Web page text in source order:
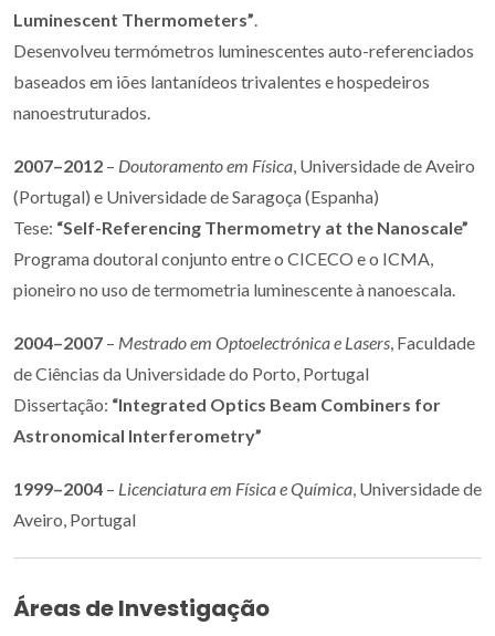
Luminescent Thermometers”
Desenvolveu termómetros luminescentes auto-referenciados
baseados em iões lantanídeos trivalentes e hospedeiros
nanoestruturados.
2007–2012 – Doutoramento em Física , Universidade de Aveiro
(Portugal) e Universidade de Saragoça (Espanha)
Tese: “Self-Referencing Thermometry at the Nanoscale”
Programa doutoral conjunto entre o CICECO e o ICMA,
pioneiro no uso de termometria luminescente à nanoescala.
2004–2007 – Mestrado em Optoelectrónica e Lasers , Faculdade
de Ciências da Universidade do Porto, Portugal
Dissertação: “Integrated Optics Beam Combiners for
Astronomical Interferometry”
1999–2004 – Licenciatura em Física e Química , Universidade de
Aveiro, Portugal
Áreas de Investigação